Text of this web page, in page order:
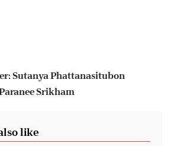
Sutanya Phattanasitubon
Srikham
like